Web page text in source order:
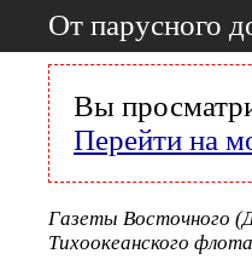
От парусного
Вы
Перейти на
Газеты Восточного
Тихоокеанского